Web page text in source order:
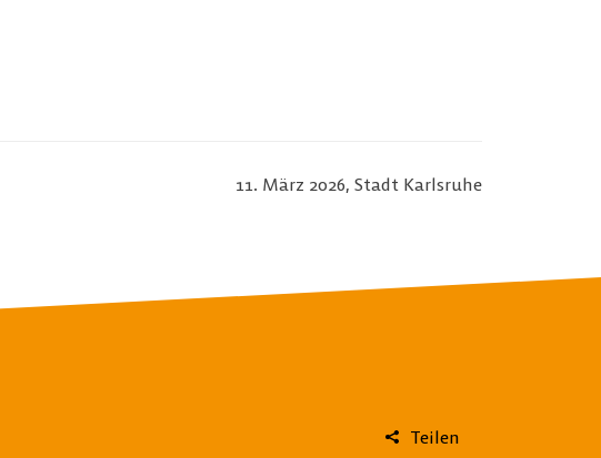
11. März 2026, Stadt Karlsruhe
Teilen